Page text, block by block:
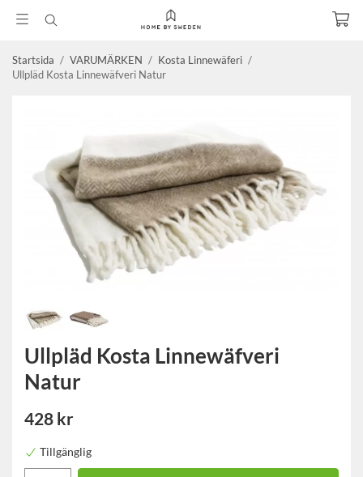
Startsida / VARUMÄRKEN / Kosta Linnewäferi /
Ullpläd Kosta Linnewäfveri Natur
Ullpläd Kosta Linnewäfveri
Natur
428 kr
Tillgänglig